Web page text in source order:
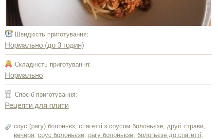
Швидкість приготування:
Нормально (до 3 годин)
Складність приготування:
Нормально
Спосіб приготування:
Рецепти для плити
соус (рагу) болоньєз, cпагетті з соусом болоньєзе, другі страви,
вечеря, соус болоньєзе, рагу болоньєзе, бологьєзе до спагетті,